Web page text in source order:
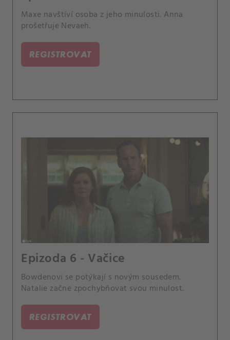
Maxe navštíví osoba z jeho minulosti. Anna
prošetřuje Nevaeh.
REGISTROVAT
Epizoda 6 - Vačice
Bowdenovi se potýkají s novým sousedem.
Natalie začne zpochybňovat svou minulost.
REGISTROVAT